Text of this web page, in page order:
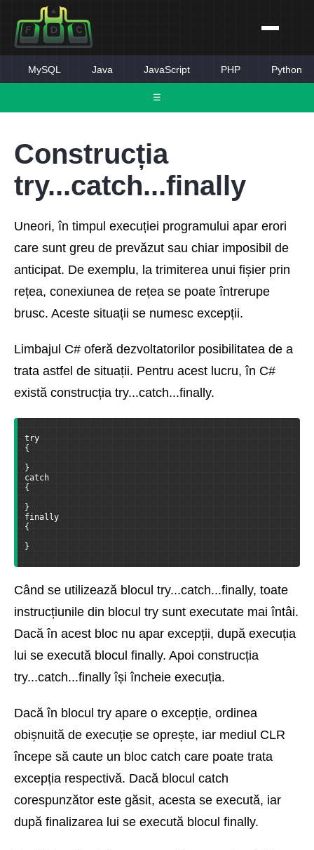
☰
MySQL Java JavaScript PHP Python
Construcția
try...catch...finally
Uneori, în timpul execuției programului apar erori
care sunt greu de prevăzut sau chiar imposibil de
anticipat. De exemplu, la trimiterea unui fișier prin
rețea, conexiunea de rețea se poate întrerupe
brusc. Aceste situații se numesc excepții.
Limbajul C# oferă dezvoltatorilor posibilitatea de a
trata astfel de situații. Pentru acest lucru, în C#
există construcția try...catch...finally.
try
{
}
catch
{
}
finally
{
}
Când se utilizează blocul try...catch...finally, toate
instrucțiunile din blocul try sunt executate mai întâi.
Dacă în acest bloc nu apar excepții, după execuția
lui se execută blocul finally. Apoi construcția
try...catch...finally își încheie execuția.
Dacă în blocul try apare o excepție, ordinea
obișnuită de execuție se oprește, iar mediul CLR
începe să caute un bloc catch care poate trata
excepția respectivă. Dacă blocul catch
corespunzător este găsit, acesta se execută, iar
după finalizarea lui se execută blocul finally.